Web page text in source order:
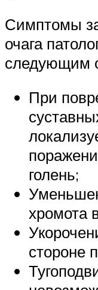
Симптомы
очага
следующим
При
голень;
хромота
стороне